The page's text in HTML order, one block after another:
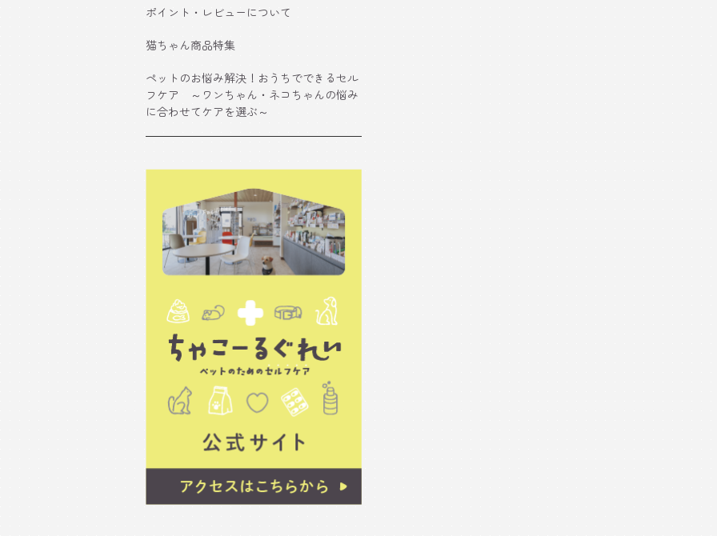
ポイント・レビューについて
猫ちゃん商品特集
ペットのお悩み解決！おうちでできるセル
フケア ～ワンちゃん・ネコちゃんの悩み
に合わせてケアを選ぶ～